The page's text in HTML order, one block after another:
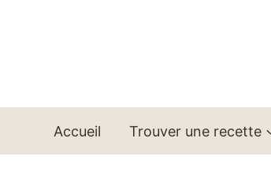
Accueil Trouver une recette